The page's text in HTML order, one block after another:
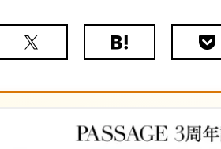
X（旧
は
ク
マ